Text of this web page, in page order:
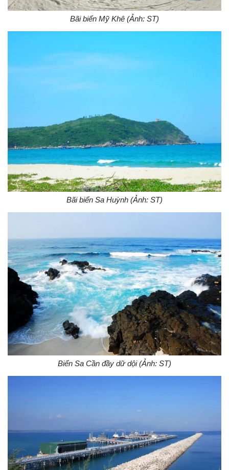
Bãi biển Mỹ Khê (Ảnh: ST)
Bãi biển Sa Huỳnh (Ảnh: ST)
Biển Sa Cần đầy dữ dội (Ảnh: ST)